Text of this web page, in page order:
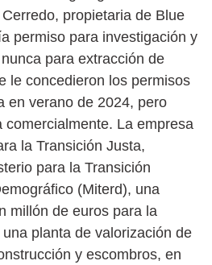
propietaria de Blue
permiso para investigación y
para extracción de
le concedieron los permisos
en verano de 2024, pero
comercialmente. La empresa
la Transición Justa,
para la Transición
(Miterd), una
millón de euros para la
planta de valorización de
y escombros, en